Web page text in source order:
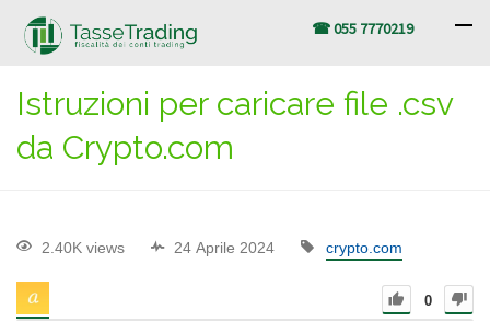
☎ 055 7770219
Istruzioni per caricare file .csv
da Crypto.com
2.40K views 24 Aprile 2024 crypto.com
0